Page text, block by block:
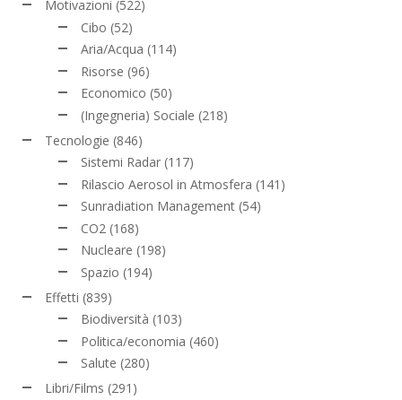
Motivazioni (522)
Cibo (52)
Aria/Acqua (114)
Risorse (96)
Economico (50)
(Ingegneria) Sociale (218)
Tecnologie (846)
Sistemi Radar (117)
Rilascio Aerosol in Atmosfera (141)
Sunradiation Management (54)
CO2 (168)
Nucleare (198)
Spazio (194)
Effetti (839)
Biodiversità (103)
Politica/economia (460)
Salute (280)
Libri/Films (291)